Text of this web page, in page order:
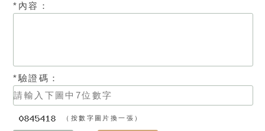
*內容：
*驗證碼：
（按數字圖片換一張）